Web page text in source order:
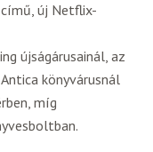
új Netflix-
újságárusainál, az
könyvárusnál
míg